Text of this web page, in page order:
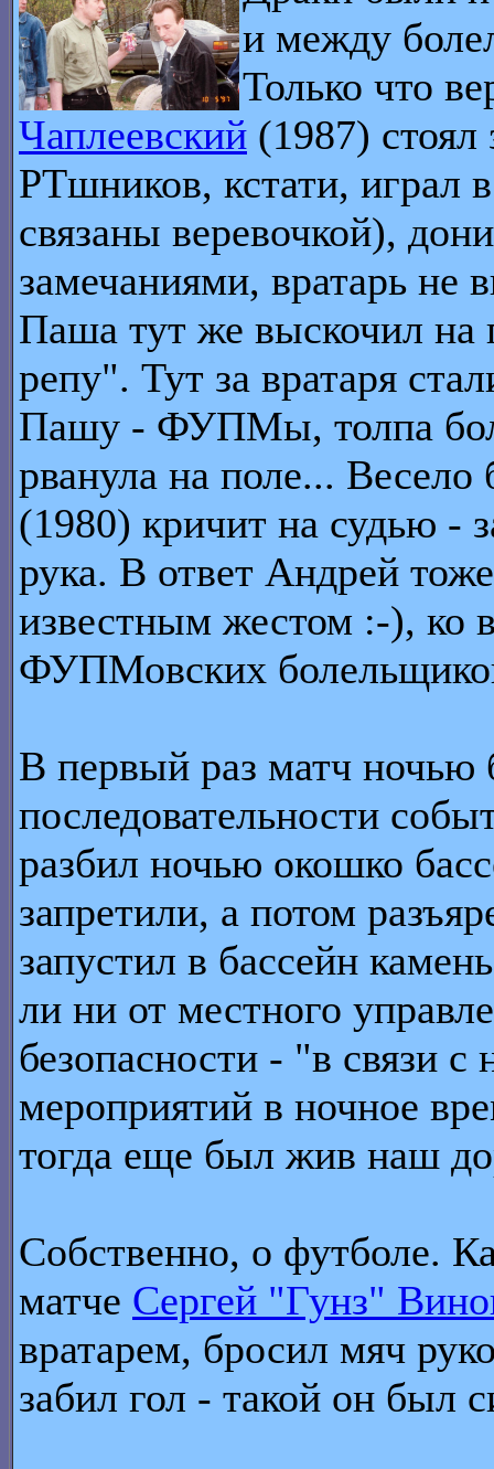
и между
Только что
Чаплеевский (1987)
РТшников, кстати, играл
связаны веревочкой),
замечаниями, вратарь
Паша тут же выскочил на
репу". Тут за вратаря
Пашу - ФУПМы, толпа
рванула на поле...
(1980) кричит на судью -
рука. В ответ Андрей
известным жестом :-), ко
ФУПМовских
В первый раз матч
последовательности
разбил ночью окошко
запретили, а потом
запустил в бассейн
ли ни от местного
безопасности - "в связи
мероприятий в ночное
тогда еще был жив наш
Собственно, о футболе.
матче Сергей "Гунз"
вратарем, бросил мяч
забил гол - такой он был